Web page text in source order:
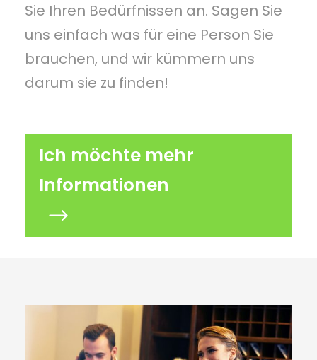
Sie Ihren Bedürfnissen an. Sagen Sie
uns einfach was für eine Person Sie
brauchen, und wir kümmern uns
darum sie zu finden!
Ich möchte mehr
Informationen